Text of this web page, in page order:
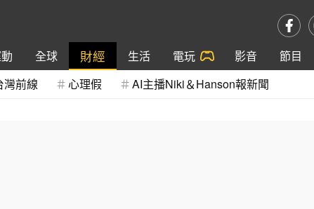
全球 財經 生活 電玩 影音 節目
灣前線 心理假 AI主播Niki＆Hanson報新聞